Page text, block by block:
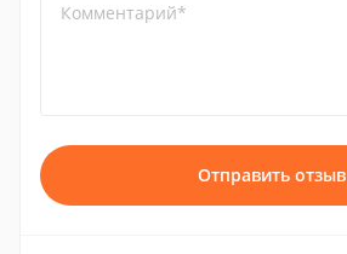
Комментарий*
Отправить отзыв